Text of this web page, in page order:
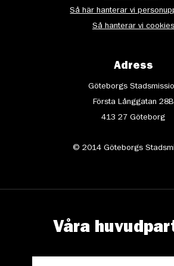
Så här hanterar vi
Så hanterar vi cookies
Adress
Göteborgs
Första Långgatan 28B
413 27 Göteborg
© 2014 Göteborgs
Våra